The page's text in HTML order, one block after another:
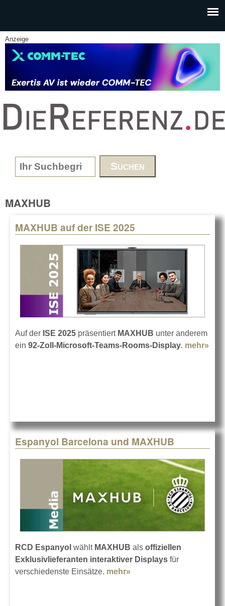
Anzeige
www.DieReferenz.de
Search form
MAXHUB
MAXHUB auf der ISE 2025
Auf der ISE 2025 präsentiert MAXHUB unter anderem
ein 92-Zoll-Microsoft-Teams-Rooms-Display. mehr»
Espanyol Barcelona und MAXHUB
RCD Espanyol wählt MAXHUB als offiziellen
Exklusivlieferanten interaktiver Displays für
verschiedenste Einsätze. mehr»
Pages